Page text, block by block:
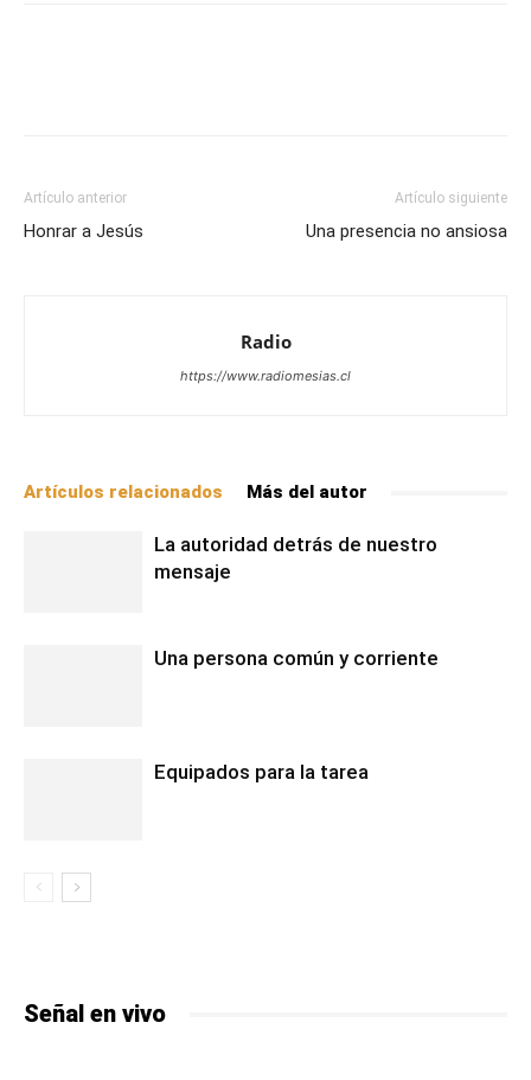
Artículo anterior
Honrar a Jesús
Artículo siguiente
Una presencia no ansiosa
Radio
https://www.radiomesias.cl
Artículos relacionados Más del autor
La autoridad detrás de nuestro
mensaje
Una persona común y corriente
Equipados para la tarea
Señal en vivo